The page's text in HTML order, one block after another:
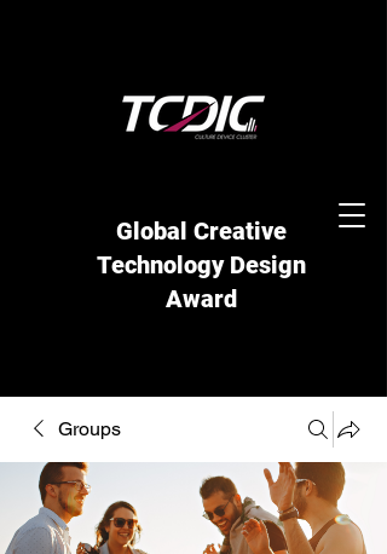
Global Creative
Technology Design
Award
Groups